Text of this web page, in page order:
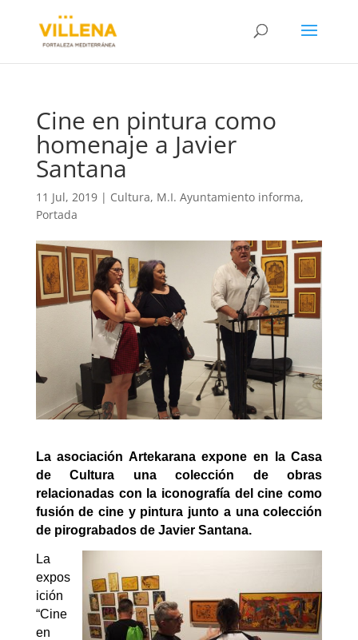
Cine en pintura como
homenaje a Javier
Santana
11 Jul, 2019| Cultura, M.I. Ayuntamiento informa,
Portada
La asociación Artekarana expone en la Casa
de Cultura una colección de obras
relacionadas con la iconografía del cine como
fusión de cine y pintura junto a una colección
de pirograbados de Javier Santana.
La
expos
ición
“Cine
en